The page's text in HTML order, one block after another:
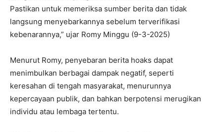
Pastikan untuk memeriksa sumber berita dan tidak
langsung menyebarkannya sebelum terverifikasi
kebenarannya,” ujar Romy Minggu (9-3-2025)
Menurut Romy, penyebaran berita hoaks dapat
menimbulkan berbagai dampak negatif, seperti
keresahan di tengah masyarakat, menurunnya
kepercayaan publik, dan bahkan berpotensi merugikan
individu atau lembaga tertentu.